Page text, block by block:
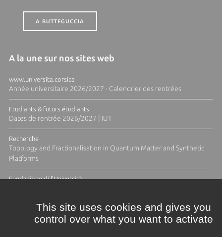
A BUTTEGUCCIA
A la une sur nos sites web
www.universita.corsica
Année universitaire 2026/2027 - Calendrier des rentrées
Etudiants & futurs étudiants
Dates de rentrée 2026/2027 | IUT
Recherche
Topology and Fractionalisation in Quantum Matter and Synthetic
Platforms
Fundazione di l'Università
This site uses cookies and gives you
control over what you want to activate